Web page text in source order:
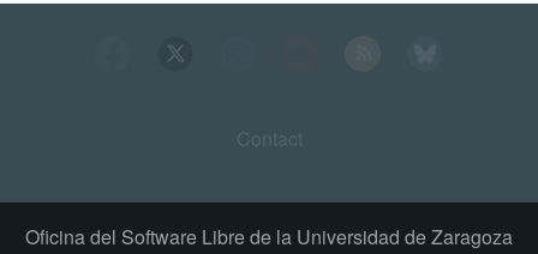
Contact
Oficina del Software Libre de la Universidad de Zaragoza